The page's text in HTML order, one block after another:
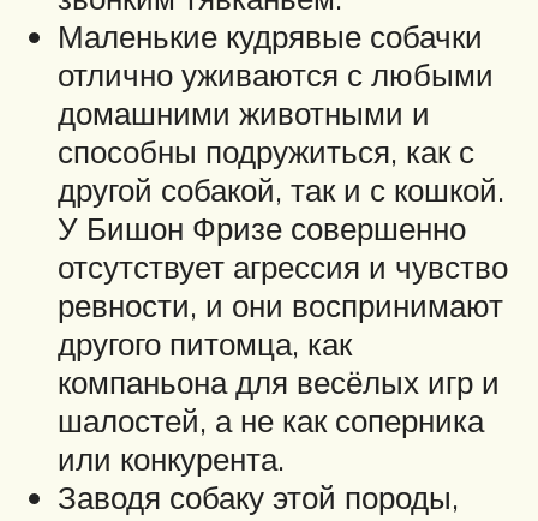
Маленькие кудрявые собачки
отлично уживаются с любыми
домашними животными и
способны подружиться, как с
другой собакой, так и с кошкой.
У Бишон Фризе совершенно
отсутствует агрессия и чувство
ревности, и они воспринимают
другого питомца, как
компаньона для весёлых игр и
шалостей, а не как соперника
или конкурента.
Заводя собаку этой породы,